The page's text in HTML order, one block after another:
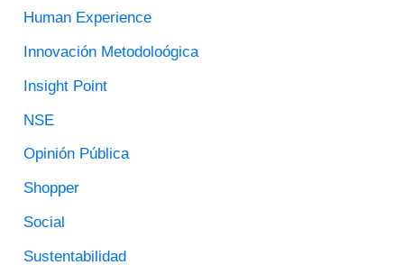
O
R
:
Human Experience
Innovación Metodoloógica
Insight Point
NSE
Opinión Pública
Shopper
Social
Sustentabilidad